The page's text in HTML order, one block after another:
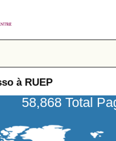
à RUEP
58,868 Total